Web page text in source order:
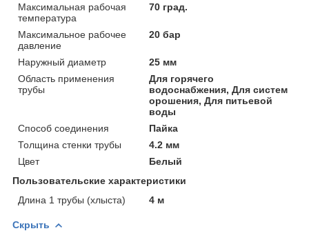
Максимальная рабочая
температура
70 град.
Максимальное рабочее
давление
20 бар
Наружный диаметр
25 мм
Область применения
трубы
Для горячего
водоснабжения, Для систем
орошения, Для питьевой
воды
Способ соединения
Пайка
Толщина стенки трубы
4.2 мм
Цвет
Белый
Пользовательские характеристики
Длина 1 трубы (хлыста)
4 м
Скрыть